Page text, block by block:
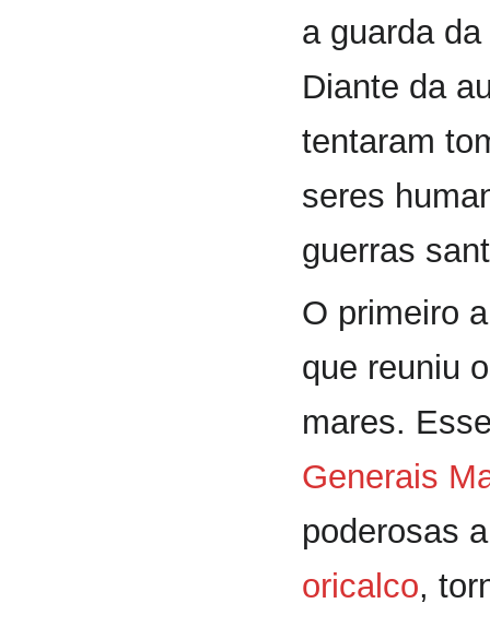
a guarda
Diante da
tentaram
seres
guerras
O primeiro
que reuniu
mares.
Generais
poderosas
oricalco,